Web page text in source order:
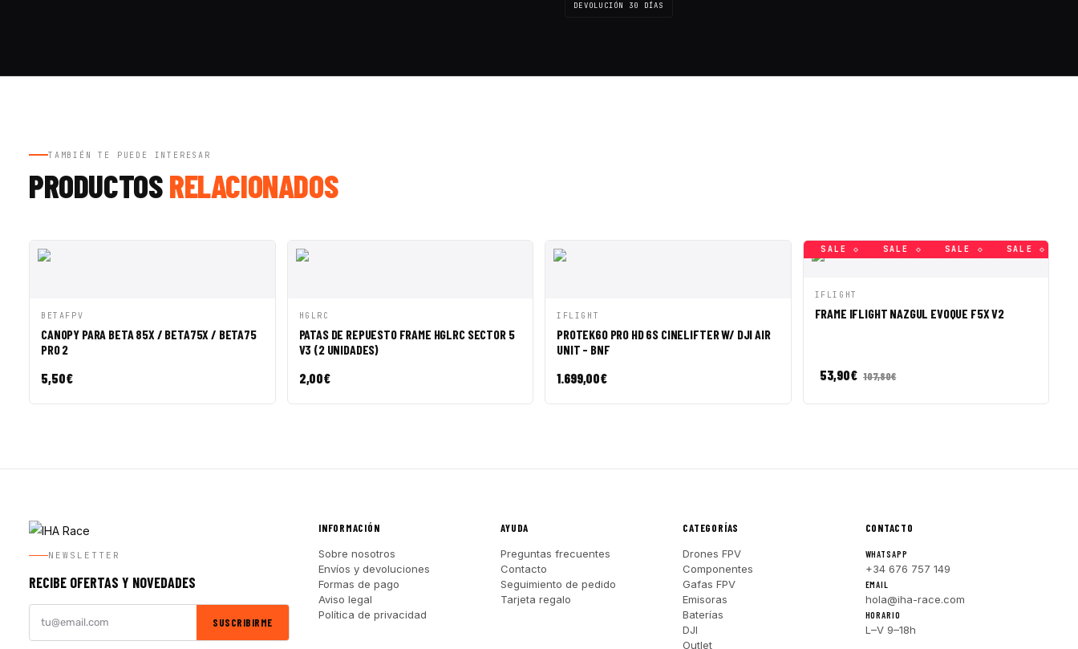
DEVOLUCIÓN 30 DÍAS
TAMBIÉN TE PUEDE INTERESAR
PRODUCTOSRELACIONADOS
VISTA RÁPIDA
BETAFPV
CANOPY PARA BETA 85X / BETA75X / BETA75
PRO 2
5,50€
VISTA RÁPIDA
HGLRC
PATAS DE REPUESTO FRAME HGLRC SECTOR 5
V3 (2 UNIDADES)
2,00€
VISTA RÁPIDA
IFLIGHT
PROTEK60 PRO HD 6S CINELIFTER W/ DJI AIR
UNIT - BNF
1.699,00€
SALE ◇ SALE ◇ SALE ◇ SALE ◇ SALE ◇
VISTA RÁPIDA
IFLIGHT
FRAME IFLIGHT NAZGUL EVOQUE F5X V2
53,90€ 107,80€
NEWSLETTER
RECIBE OFERTAS Y NOVEDADES
SUSCRIBIRME
INFORMACIÓN
Sobre nosotros
Envíos y devoluciones
Formas de pago
Aviso legal
Política de privacidad
AYUDA
Preguntas frecuentes
Contacto
Seguimiento de pedido
Tarjeta regalo
CATEGORÍAS
Drones FPV
Componentes
Gafas FPV
Emisoras
Baterías
DJI
Outlet
CONTACTO
WHATSAPP
+34 676 757 149
EMAIL
hola@iha-race.com
HORARIO
L–V 9–18h